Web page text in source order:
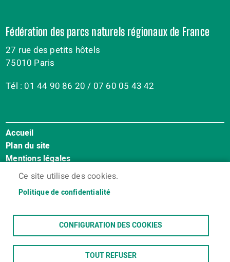
Ce site utilise des cookies.
Politique de confidentialité
CONFIGURATION DES COOKIES
TOUT REFUSER
Fédération des parcs naturels régionaux de France
27 rue des petits hôtels
75010 Paris
Tél : 01 44 90 86 20 / 07 60 05 43 42
Menu
Pied
de
page
Accueil
Plan du site
Mentions légales
Accessibilité : Non conforme
Contact